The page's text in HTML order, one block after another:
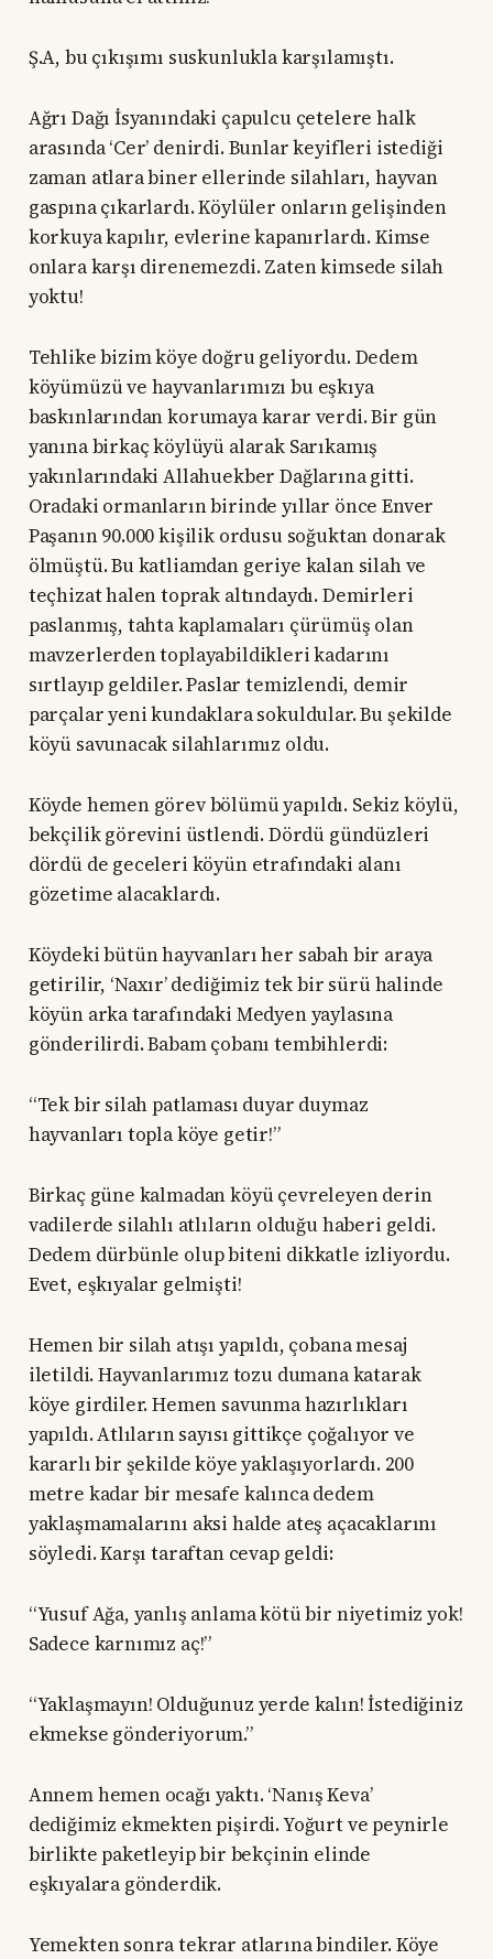
Ş.A, bu çıkışımı suskunlukla karşılamıştı.
Ağrı Dağı İsyanındaki çapulcu çetelere halk
arasında ‘Cer’ denirdi. Bunlar keyifleri istediği
zaman atlara biner ellerinde silahları, hayvan
gaspına çıkarlardı. Köylüler onların gelişinden
korkuya kapılır, evlerine kapanırlardı. Kimse
onlara karşı direnemezdi. Zaten kimsede silah
yoktu!
Tehlike bizim köye doğru geliyordu. Dedem
köyümüzü ve hayvanlarımızı bu eşkıya
baskınlarından korumaya karar verdi. Bir gün
yanına birkaç köylüyü alarak Sarıkamış
yakınlarındaki Allahuekber Dağlarına gitti.
Oradaki ormanların birinde yıllar önce Enver
Paşanın 90.000 kişilik ordusu soğuktan donarak
ölmüştü. Bu katliamdan geriye kalan silah ve
teçhizat halen toprak altındaydı. Demirleri
paslanmış, tahta kaplamaları çürümüş olan
mavzerlerden toplayabildikleri kadarını
sırtlayıp geldiler. Paslar temizlendi, demir
parçalar yeni kundaklara sokuldular. Bu şekilde
köyü savunacak silahlarımız oldu.
Köyde hemen görev bölümü yapıldı. Sekiz köylü,
bekçilik görevini üstlendi. Dördü gündüzleri
dördü de geceleri köyün etrafındaki alanı
gözetime alacaklardı.
Köydeki bütün hayvanları her sabah bir araya
getirilir, ‘Naxır’ dediğimiz tek bir sürü halinde
köyün arka tarafındaki Medyen yaylasına
gönderilirdi. Babam çobanı tembihlerdi:
“Tek bir silah patlaması duyar duymaz
hayvanları topla köye getir!”
Birkaç güne kalmadan köyü çevreleyen derin
vadilerde silahlı atlıların olduğu haberi geldi.
Dedem dürbünle olup biteni dikkatle izliyordu.
Evet, eşkıyalar gelmişti!
Hemen bir silah atışı yapıldı, çobana mesaj
iletildi. Hayvanlarımız tozu dumana katarak
köye girdiler. Hemen savunma hazırlıkları
yapıldı. Atlıların sayısı gittikçe çoğalıyor ve
kararlı bir şekilde köye yaklaşıyorlardı. 200
metre kadar bir mesafe kalınca dedem
yaklaşmamalarını aksi halde ateş açacaklarını
söyledi. Karşı taraftan cevap geldi:
“Yusuf Ağa, yanlış anlama kötü bir niyetimiz yok!
Sadece karnımız aç!”
“Yaklaşmayın! Olduğunuz yerde kalın! İstediğiniz
ekmekse gönderiyorum.”
Annem hemen ocağı yaktı. ‘Nanış Keva’
dediğimiz ekmekten pişirdi. Yoğurt ve peynirle
birlikte paketleyip bir bekçinin elinde
eşkıyalara gönderdik.
Yemekten sonra tekrar atlarına bindiler. Köye